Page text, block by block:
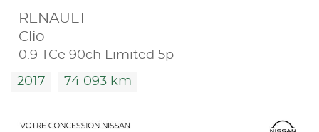
RENAULT
Clio
0.9 TCe 90ch Limited 5p
2017 74 093 km